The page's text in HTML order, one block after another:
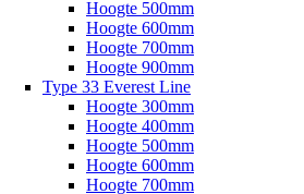
Hoogte 500mm
Hoogte 600mm
Hoogte 700mm
Hoogte 900mm
Type 33 Everest Line
Hoogte 300mm
Hoogte 400mm
Hoogte 500mm
Hoogte 600mm
Hoogte 700mm